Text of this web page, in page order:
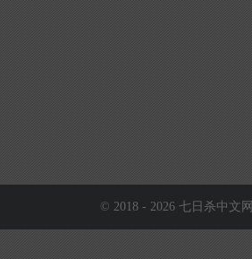
© 2018 - 2026 七日杀中文网